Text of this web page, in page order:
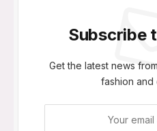
Subscribe
Get the latest news
fashion and